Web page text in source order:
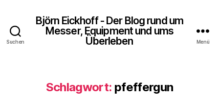
Suchen
Björn Eickhoff - Der Blog rund um
Messer, Equipment und ums
Überleben
Menü
Schlagwort: pfeffergun